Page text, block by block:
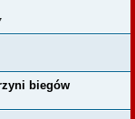
biegów